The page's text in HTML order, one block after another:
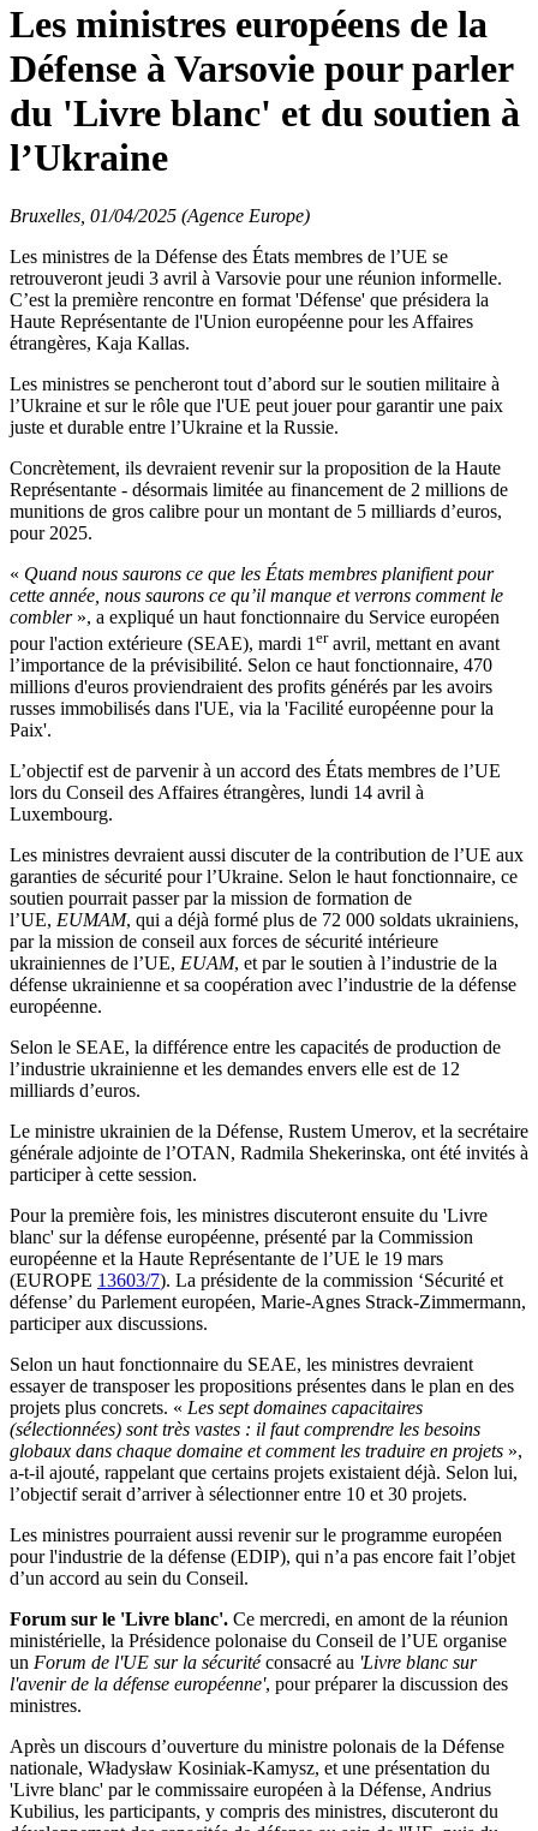
Les ministres européens de la
Défense à Varsovie pour parler
du 'Livre blanc' et du soutien à
l’Ukraine
Bruxelles, 01/04/2025 (Agence Europe)
Les ministres de la Défense des États membres de l’UE se
retrouveront jeudi 3 avril à Varsovie pour une réunion informelle.
C’est la première rencontre en format 'Défense' que présidera la
Haute Représentante de l'Union européenne pour les Affaires
étrangères, Kaja Kallas.
Les ministres se pencheront tout d’abord sur le soutien militaire à
l’Ukraine et sur le rôle que l'UE peut jouer pour garantir une paix
juste et durable entre l’Ukraine et la Russie.
Concrètement, ils devraient revenir sur la proposition de la Haute
Représentante - désormais limitée au financement de 2 millions de
munitions de gros calibre pour un montant de 5 milliards d’euros,
pour 2025.
« Quand nous saurons ce que les États membres planifient pour
cette année, nous saurons ce qu’il manque et verrons comment le
combler », a expliqué un haut fonctionnaire du Service européen
pour l'action extérieure (SEAE), mardi 1 eravril, mettant en avant
l’importance de la prévisibilité. Selon ce haut fonctionnaire, 470
millions d'euros proviendraient des profits générés par les avoirs
russes immobilisés dans l'UE, via la 'Facilité européenne pour la
Paix'.
L’objectif est de parvenir à un accord des États membres de l’UE
lors du Conseil des Affaires étrangères, lundi 14 avril à
Luxembourg.
Les ministres devraient aussi discuter de la contribution de l’UE aux
garanties de sécurité pour l’Ukraine. Selon le haut fonctionnaire, ce
soutien pourrait passer par la mission de formation de
l’UE, EUMAM, qui a déjà formé plus de 72 000 soldats ukrainiens,
par la mission de conseil aux forces de sécurité intérieure
ukrainiennes de l’UE, EUAM, et par le soutien à l’industrie de la
défense ukrainienne et sa coopération avec l’industrie de la défense
européenne.
Selon le SEAE, la différence entre les capacités de production de
l’industrie ukrainienne et les demandes envers elle est de 12
milliards d’euros.
Le ministre ukrainien de la Défense, Rustem Umerov, et la secrétaire
générale adjointe de l’OTAN, Radmila Shekerinska, ont été invités à
participer à cette session.
Pour la première fois, les ministres discuteront ensuite du 'Livre
blanc' sur la défense européenne, présenté par la Commission
européenne et la Haute Représentante de l’UE le 19 mars
(EUROPE 13603/7). La présidente de la commission ‘Sécurité et
défense’ du Parlement européen, Marie-Agnes Strack-Zimmermann,
participer aux discussions.
Selon un haut fonctionnaire du SEAE, les ministres devraient
essayer de transposer les propositions présentes dans le plan en des
projets plus concrets. « Les sept domaines capacitaires
(sélectionnées) sont très vastes : il faut comprendre les besoins
globaux dans chaque domaine et comment les traduire en projets »,
a-t-il ajouté, rappelant que certains projets existaient déjà. Selon lui,
l’objectif serait d’arriver à sélectionner entre 10 et 30 projets.
Les ministres pourraient aussi revenir sur le programme européen
pour l'industrie de la défense (EDIP), qui n’a pas encore fait l’objet
d’un accord au sein du Conseil.
Forum sur le 'Livre blanc'. Ce mercredi, en amont de la réunion
ministérielle, la Présidence polonaise du Conseil de l’UE organise
un Forum de l'UE sur la sécuritéconsacré au 'Livre blanc sur
l'avenir de la défense européenne', pour préparer la discussion des
ministres.
Après un discours d’ouverture du ministre polonais de la Défense
nationale, Władysław Kosiniak-Kamysz, et une présentation du
'Livre blanc' par le commissaire européen à la Défense, Andrius
Kubilius, les participants, y compris des ministres, discuteront du